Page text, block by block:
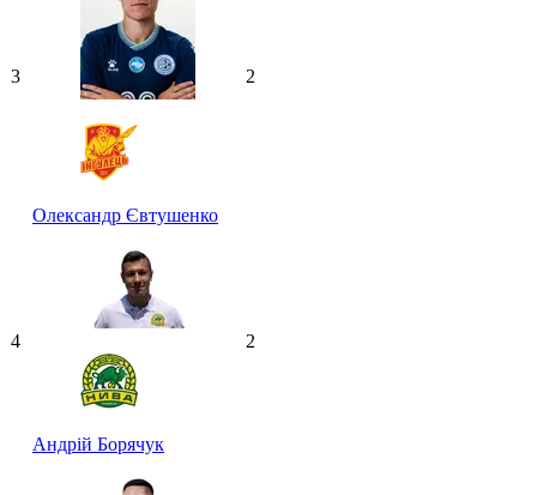
3
Олександр Євтушенко
2
4
Андрій Борячук
2